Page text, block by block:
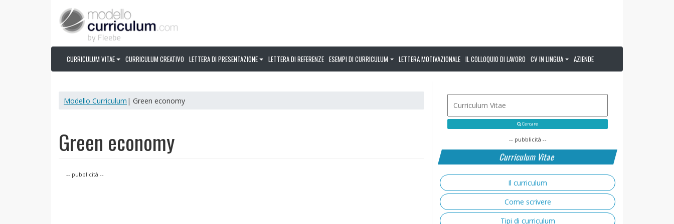
CURRICULUM VITAE CURRICULUM CREATIVO LETTERA DI PRESENTAZIONE LETTERA DI REFERENZE ESEMPI DI CURRICULUM LETTERA MOTIVAZIONALE IL COLLOQUIO DI LAVORO CV IN LINGUA AZIENDE
Modello Curriculum | Green economy
Green economy
-- pubblicità --
Cercare
-- pubblicità --
Curriculum Vitae
Il curriculum
Come scrivere
Tipi di curriculum